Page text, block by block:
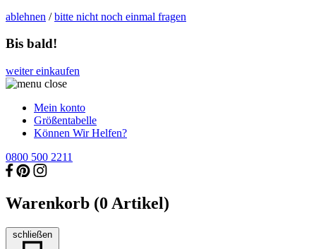
ablehnen /bitte nicht noch einmal fragen
Bis bald!
weiter einkaufen
Mein konto
Größentabelle
Können Wir Helfen?
0800 500 2211
Warenkorb (0 Artikel)
schließen